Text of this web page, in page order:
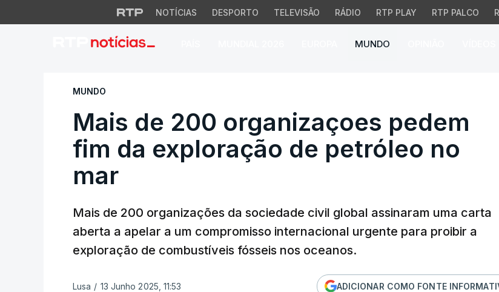
NOTÍCIAS DESPORTO TELEVISÃO RÁDIO RTP PLAY RTP PALCO
MUNDO
Mais de 200 organizaçoes pedem
MUNDO
Mais de 200 organizaçoes pedem
fim da exploração de petróleo no
mar
Mais de 200 organizações da sociedade civil global assinaram uma carta
aberta a apelar a um compromisso internacional urgente para proibir a
exploração de combustíveis fósseis nos oceanos.
Lusa / 13 Junho 2025, 11:53 ADICIONAR COMO FONTE